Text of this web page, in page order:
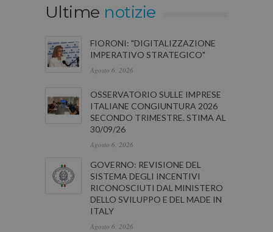
Ultime notizie
FIORONI: "DIGITALIZZAZIONE
IMPERATIVO STRATEGICO"
Agosto 6, 2026
OSSERVATORIO SULLE IMPRESE
ITALIANE CONGIUNTURA 2026
SECONDO TRIMESTRE. STIMA AL
30/09/26
Agosto 6, 2026
GOVERNO: REVISIONE DEL
SISTEMA DEGLI INCENTIVI
RICONOSCIUTI DAL MINISTERO
DELLO SVILUPPO E DEL MADE IN
ITALY
Agosto 6, 2026